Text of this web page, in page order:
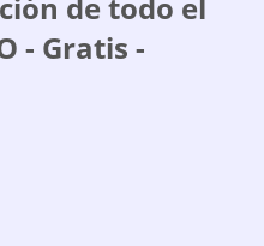
- Gratis -